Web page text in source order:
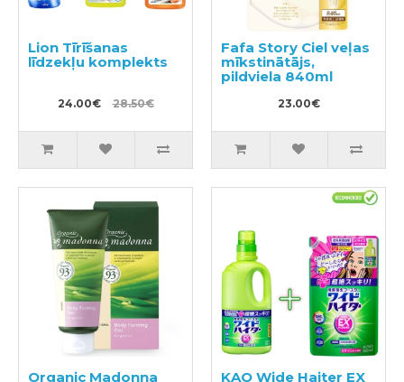
Lion Tīrīšanas
līdzekļu komplekts
24.00€ 28.50€
Fafa Story Ciel veļas
mīkstinātājs,
pildviela 840ml
23.00€
Organic Madonna
KAO Wide Haiter EX